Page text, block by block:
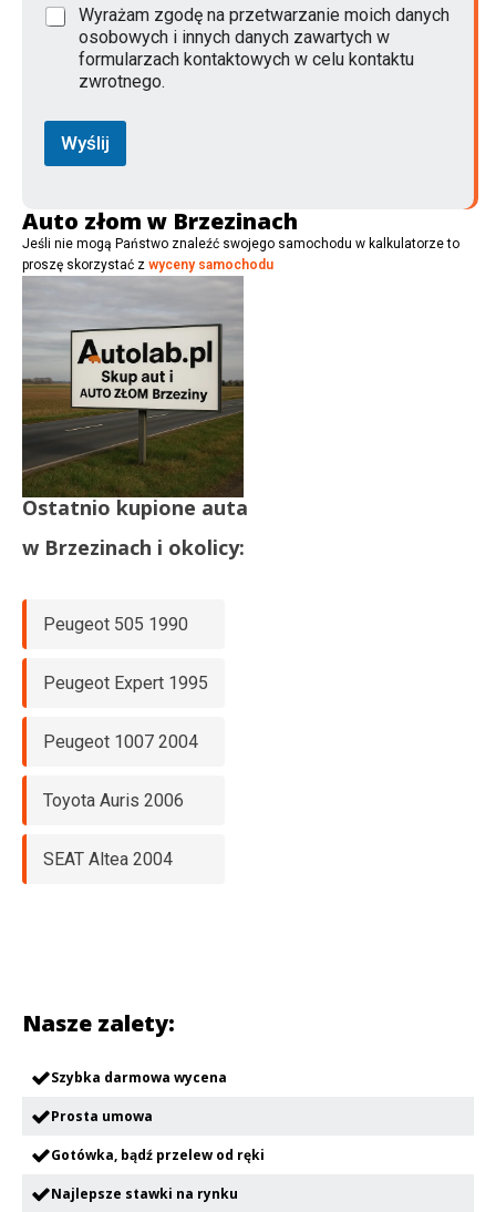
Wyrażam zgodę na przetwarzanie moich danych
osobowych i innych danych zawartych w
formularzach kontaktowych w celu kontaktu
zwrotnego.
Wyślij
Auto złom w Brzezinach
Jeśli nie mogą Państwo znaleźć swojego samochodu w kalkulatorze to
proszę skorzystać z wyceny samochodu
Ostatnio kupione auta
w Brzezinach i okolicy:
Peugeot 505 1990
Peugeot Expert 1995
Peugeot 1007 2004
Toyota Auris 2006
SEAT Altea 2004
Nasze zalety:
Szybka darmowa wycena
Prosta umowa
Gotówka, bądź przelew od ręki
Najlepsze stawki na rynku